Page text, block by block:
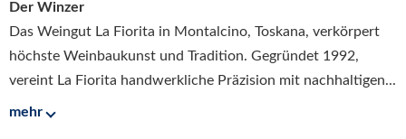
Der Winzer
Das Weingut La Fiorita in Montalcino, Toskana, verkörpert
höchste Weinbaukunst und Tradition. Gegründet 1992,
vereint La Fiorita handwerkliche Präzision mit nachhaltigen...
mehr